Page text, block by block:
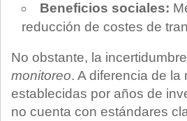
Beneficios sociales:
reducción de costes de
No obstante, la
monitoreo. A diferencia de
establecidas por años de
no cuenta con estándares